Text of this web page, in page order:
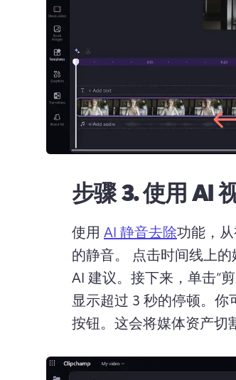
步骤 3.使用 AI
使用 AI 静音去除功能，
的静音。
点击时间线上
AI 建议。 接下来，单击“
显示超过 3 秒的停顿。 你
按钮。 这会将媒体资产切